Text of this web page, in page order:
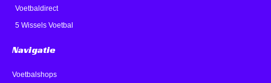
Voetbaldirect
5 Wissels Voetbal
Navigatie
Voetbalshops